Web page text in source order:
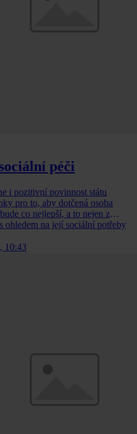
péči
i pozitivní povinnost státu
pro to, aby dotčená osoba
co nejlepší, a to nejen z
ohledem na její sociální potřeby
10:43